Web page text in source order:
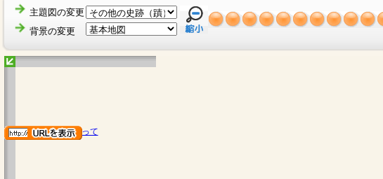
主題図の変更
背景の変更
地図のご利用にあたって